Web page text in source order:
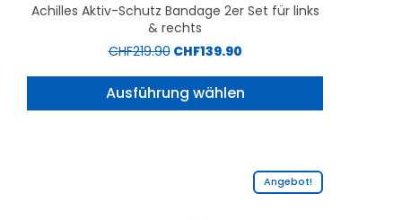
Achilles Aktiv-Schutz Bandage 2er Set für links
& rechts
CHF219.90 CHF139.90
Ausführung wählen
Angebot!